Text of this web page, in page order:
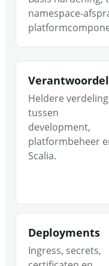
namespace-
Heldere verdeling
tussen
development,
platformbeheer
Scalia.
Deployments
Ingress, secrets,